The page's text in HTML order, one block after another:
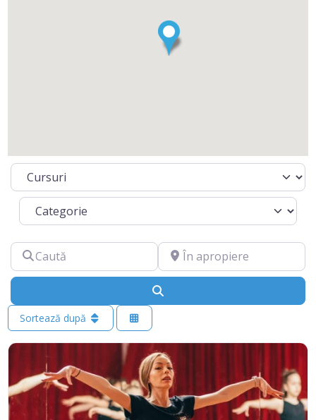
Select search type
Categorie
Caută În apropiere
Sortează după